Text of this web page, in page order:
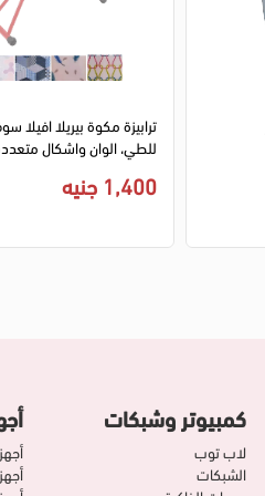
ترابيزة مكوة بيريلا افيلا
للطي، الوان واشكال
1,400 جنيه
كمبيوتر وشبكات
لاب توب
الشبكات